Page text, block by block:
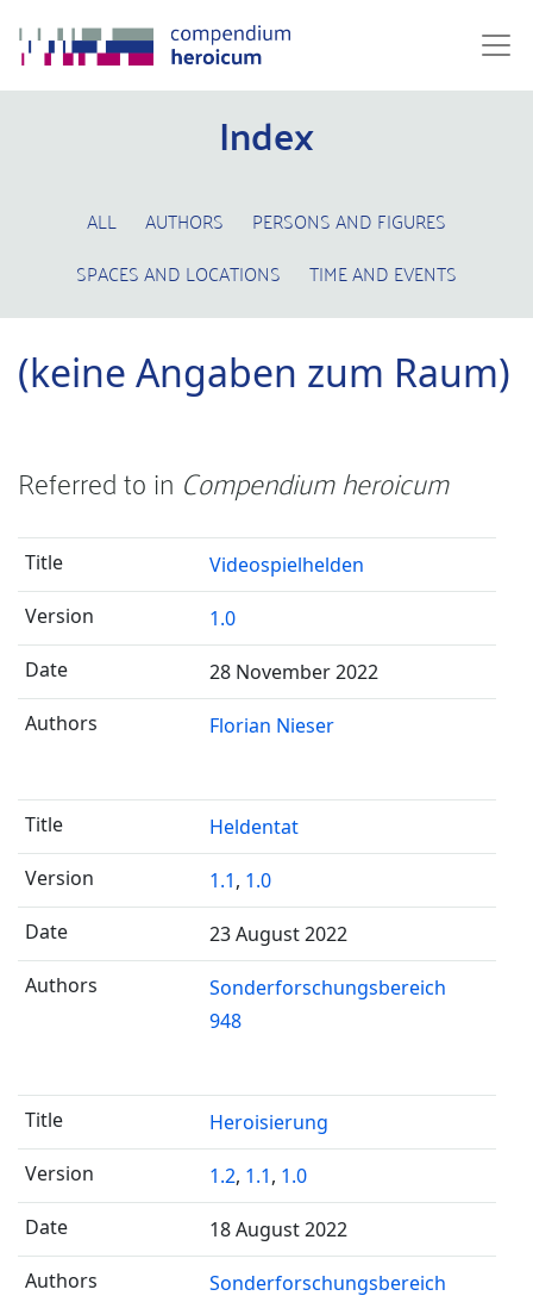
Index
ALL AUTHORS
PERSONS AND FIGURES
SPACES AND LOCATIONS
TIME AND EVENTS
(keine Angaben zum Raum)
Referred to in Compendium heroicum
Videospielhelden
1.0
28 November 2022
Florian Nieser
Heldentat
1.1, 1.0
23 August 2022
Sonderforschungsbereich
948
Heroisierung
1.2, 1.1, 1.0
18 August 2022
Sonderforschungsbereich